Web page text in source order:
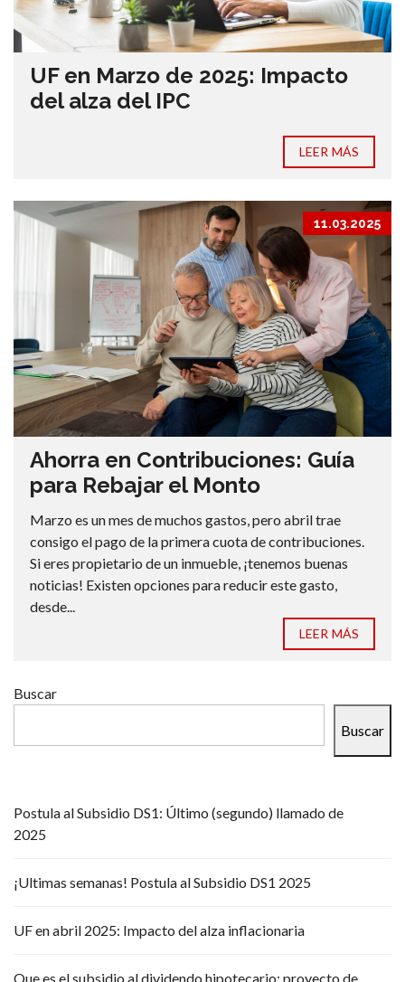
UF en Marzo de 2025: Impacto
del alza del IPC
LEER MÁS
11.03.2025
Ahorra en Contribuciones: Guía
para Rebajar el Monto
Marzo es un mes de muchos gastos, pero abril trae
consigo el pago de la primera cuota de contribuciones.
Si eres propietario de un inmueble, ¡tenemos buenas
noticias! Existen opciones para reducir este gasto,
desde...
LEER MÁS
Buscar
Buscar
Postula al Subsidio DS1: Último (segundo) llamado de
2025
¡Ultimas semanas! Postula al Subsidio DS1 2025
UF en abril 2025: Impacto del alza inflacionaria
Que es el subsidio al dividendo hipotecario: proyecto de